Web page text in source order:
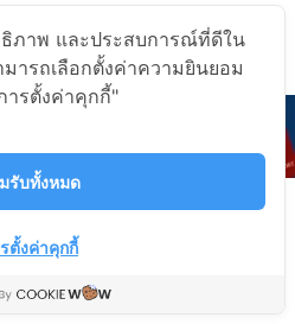
ธิภาพ และประสบการณ์ที่ดีใน
ารถเลือกตั้งค่าความยินยอม
ารตั้งค่าคุกกี้"
รับทั้งหมด
ตั้งค่าคุกกี้